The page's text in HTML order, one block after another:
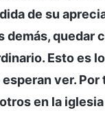
de su
demás, quedar
Esto es
ver. Por
en la